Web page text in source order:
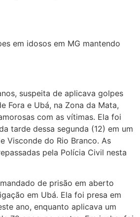
em idosos em MG mantendo
suspeita de aplicava golpes
Fora e Ubá, na Zona da Mata,
com as vítimas. Ela foi
tarde dessa segunda (12) em um
Visconde do Rio Branco. As
pela Polícia Civil nesta
de prisão em aberto
em Ubá. Ela foi presa em
ano, enquanto aplicava um